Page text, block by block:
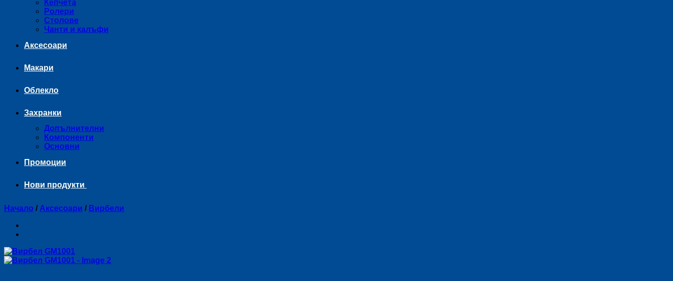
Кепчета
Ролери
Столове
Чанти и калъфи
Аксесоари
Макари
Облекло
Захранки
Допълнителни
Компоненти
Основни
Промоции
Нови продукти
Начало / Аксесоари / Вирбели